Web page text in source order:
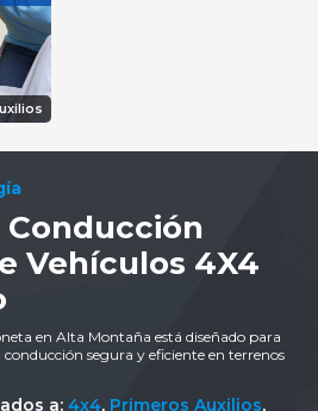
Conducción
Vehículos 4X4
en Alta Montaña está diseñado para
segura y eficiente en terrenos
a: 4x4, Primeros Auxilios,